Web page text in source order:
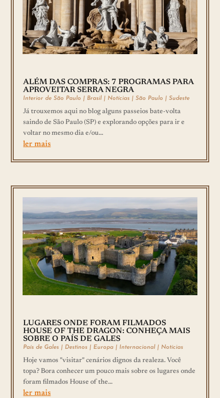
ALÉM DAS COMPRAS: 7 PROGRAMAS PARA
APROVEITAR SERRA NEGRA
Interior de São Paulo | Brasil | Notícias |São Paulo |Sudeste
Já trouxemos aqui no blog alguns passeios bate-volta
saindo de São Paulo (SP) e explorando opções para ir e
voltar no mesmo dia e/ou...
ler mais
LUGARES ONDE FORAM FILMADOS
HOUSE OF THE DRAGON: CONHEÇA MAIS
SOBRE O PAÍS DE GALES
País de Gales | Destinos | Europa | Internacional | Notícias
Hoje vamos "visitar" cenários dignos da realeza. Você
topa? Bora conhecer um pouco mais sobre os lugares onde
foram filmados House of the...
ler mais